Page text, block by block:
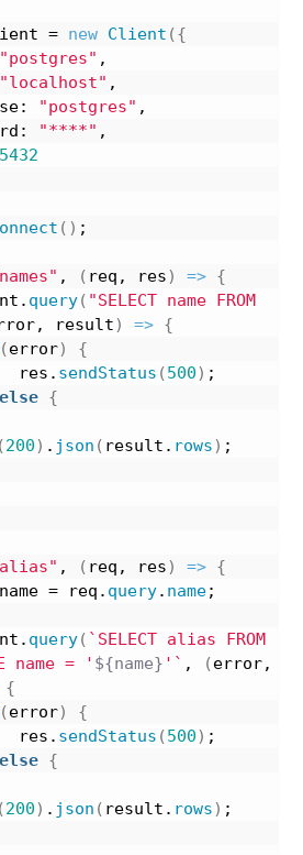
= new Client ({
"postgres" ,
"localhost" ,
"postgres" ,
"****" ,
5432
( ) ;
, ( req, res) => {
query( "SELECT name FROM
result) => {
(error)
{
res.
sendStatus (500) ;
else {
(200) . json ( result. rows) ;
, ( req, res) => {
name = req. query. name;
query( `SELECT alias FROM
name = ' ${name} '` , (error,
{
(error)
{
res.
sendStatus (500) ;
else {
(200) . json ( result. rows) ;